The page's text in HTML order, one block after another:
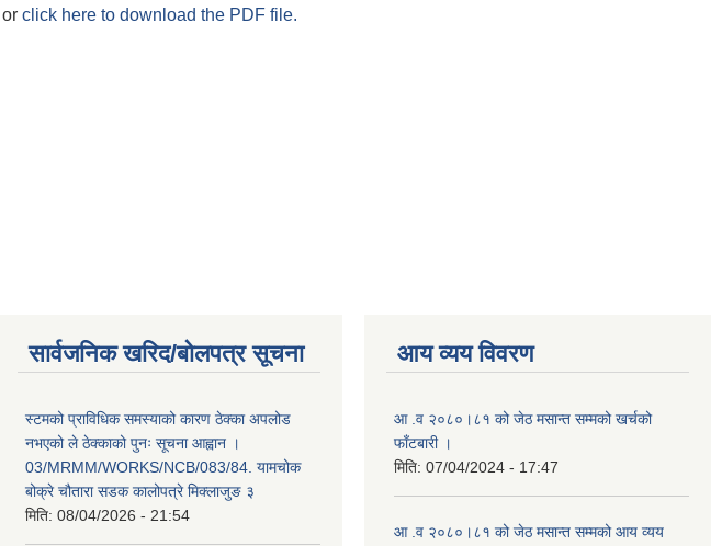
or click here to download the PDF file.
सार्वजनिक खरिद/बोलपत्र सूचना
स्टमको प्राविधिक समस्याको कारण ठेक्का अपलोड
नभएको ले ठेक्काको पुनः सूचना आह्वान ।
03/MRMM/WORKS/NCB/083/84. यामचोक
बोक्रे चौतारा सडक कालोपत्रे मिक्लाजुङ ३
मिति: 08/04/2026 - 21:54
आय व्यय विवरण
आ .व २०८०।८१ को जेठ मसान्त सम्मको खर्चको
फाँटबारी ।
मिति: 07/04/2024 - 17:47
आ .व २०८०।८१ को जेठ मसान्त सम्मको आय व्यय